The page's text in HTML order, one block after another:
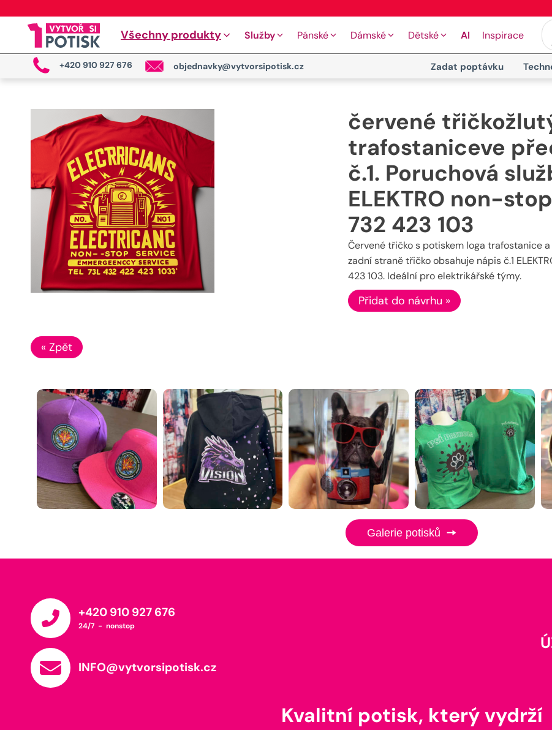
Všechny produkty Služby Pánské Dámské Dětské AI Inspirace
+420 910 927 676 objednavky@vytvorsipotisk.cz Zadat poptávku
červené
trafostaniceve
č.1. Poruchová
ELEKTRO non-
732 423 103
Červené třičko s potiskem loga trafostanice a
zadní straně třičko obsahuje nápis č.1
423 103. Ideální pro elektrikářské týmy.
Přidat do návrhu »
« Zpět
Galerie potisků
+420 910 927 676
24/7 - nonstop
INFO@vytvorsipotisk.cz
Kvalitní potisk, který vydrží